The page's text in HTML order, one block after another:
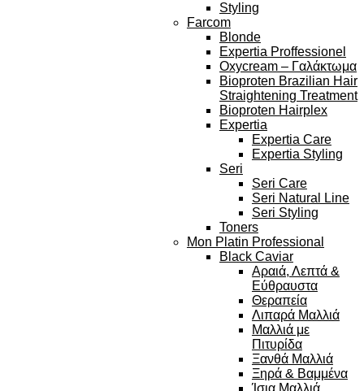
Styling
Farcom
Blonde
Expertia Proffessionel
Oxycream – Γαλάκτωμα
Bioproten Brazilian Hair
Straightening Treatment
Bioproten Hairplex
Expertia
Expertia Care
Expertia Styling
Seri
Seri Care
Seri Natural Line
Seri Styling
Toners
Mon Platin Professional
Black Caviar
Αραιά, Λεπτά &
Εύθραυστα
Θεραπεία
Λιπαρά Μαλλιά
Μαλλιά με
Πιτυρίδα
Ξανθά Μαλλιά
Ξηρά & Βαμμένα
Ίσια Μαλλιά